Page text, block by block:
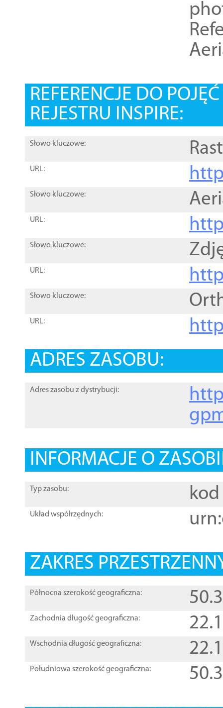
REFERENCJE DO
REJESTRU INSPIRE:
Słowo kluczowe:
URL:
Słowo kluczowe:
URL:
Słowo kluczowe:
URL:
Słowo kluczowe:
URL:
ADRES ZASOBU:
Adres zasobu z dystrybucji:
INFORMACJE O
Typ zasobu: kod
Układ współrzędnych:
ZAKRES
Północna szerokość geograficzna:
Zachodnia długość geograficzna:
Wschodnia długość geograficzna:
Południowa szerokość geograficzna: